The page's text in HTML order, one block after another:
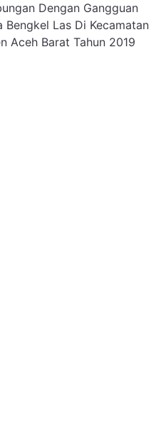
Dengan Gangguan
Bengkel Las Di Kecamatan
Aceh Barat Tahun 2019